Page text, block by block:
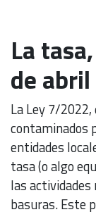
La
de
La Ley 7/2022,
contaminados
entidades
tasa (o algo
las actividades
basuras. Este